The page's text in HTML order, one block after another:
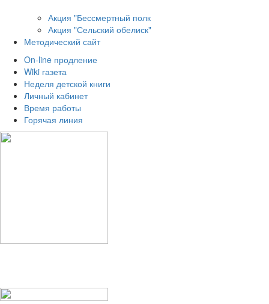
Акция "Бессмертный полк
Акция "Сельский обелиск"
Методический сайт
On-line продление
Wiki газета
Неделя детской книги
Личный кабинет
Время работы
Горячая линия